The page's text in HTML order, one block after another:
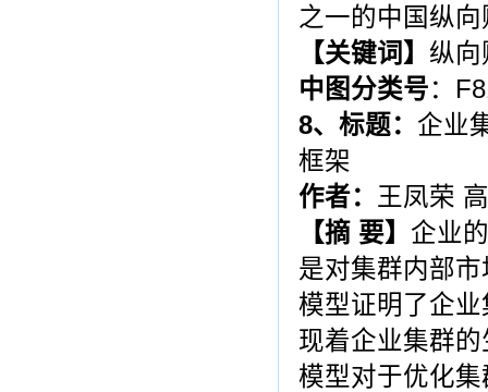
之一的中国纵
【关键词 】 纵
中图分类号：
8、标题： 企业
框架
作者： 王凤荣
【摘 要】 企业
是对集群内部
模型证明了企
现着企业集群
模型对于优化